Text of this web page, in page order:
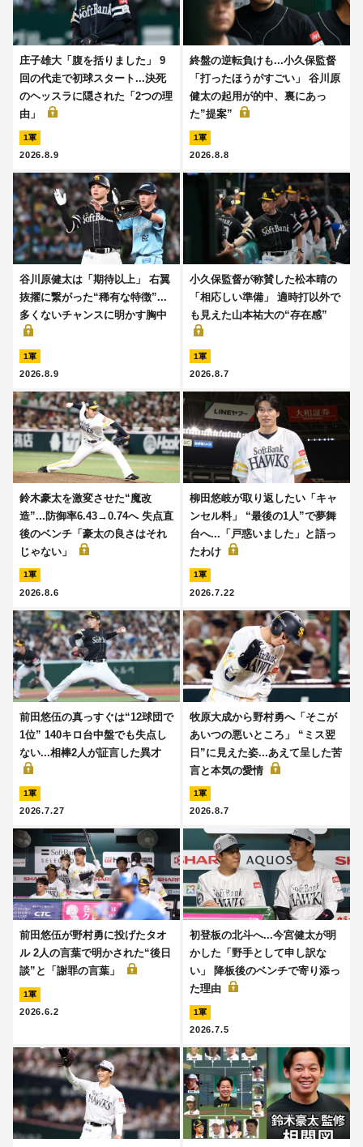
庄子雄大「腹を括りました」 9
回の代走で初球スタート...決死
のヘッスラに隠された「2つの理
由」
1軍
2026.8.9
終盤の逆転負けも...小久保監督
「打ったほうがすごい」 谷川原
健太の起用が的中、裏にあっ
た”提案”
1軍
2026.8.8
谷川原健太は「期待以上」 右翼
抜擢に繋がった“稀有な特徴”...
多くないチャンスに明かす胸中
1軍
2026.8.9
小久保監督が称賛した松本晴の
「相応しい準備」 適時打以外で
も見えた山本祐大の“存在感”
1軍
2026.8.7
鈴木豪太を激変させた“魔改
造”...防御率6.43→0.74へ 失点直
後のベンチ「豪太の良さはそれ
じゃない」
1軍
2026.8.6
柳田悠岐が取り返したい「キャ
ンセル料」 “最後の1人”で夢舞
台へ...「戸惑いました」と語っ
たわけ
1軍
2026.7.22
前田悠伍の真っすぐは“12球団で
1位” 140キロ台中盤でも失点し
ない...相棒2人が証言した異才
1軍
2026.7.27
牧原大成から野村勇へ「そこが
あいつの悪いところ」 “ミス翌
日”に見えた姿...あえて呈した苦
言と本気の愛情
1軍
2026.8.7
前田悠伍が野村勇に投げたタオ
ル 2人の言葉で明かされた“後日
談”と「謝罪の言葉」
1軍
2026.6.2
初登板の北斗へ...今宮健太が明
かした「野手として申し訳な
い」 降板後のベンチで寄り添っ
た理由
1軍
2026.7.5